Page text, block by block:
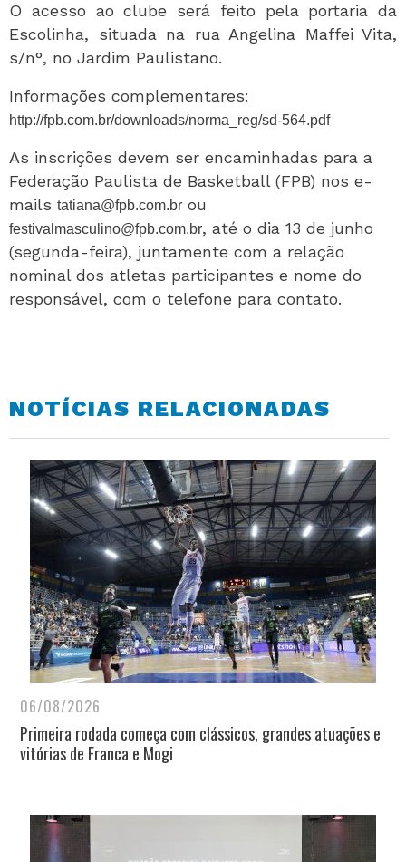
O acesso ao clube será feito pela portaria da
Escolinha, situada na rua Angelina Maffei Vita,
s/n°, no Jardim Paulistano.
Informações complementares:
http://fpb.com.br/downloads/norma_reg/sd-564.pdf
As inscrições devem ser encaminhadas para a
Federação Paulista de Basketball (FPB) nos e-
mails tatiana@fpb.com.br ou
festivalmasculino@fpb.com.br, até o dia 13 de junho
(segunda-feira), juntamente com a relação
nominal dos atletas participantes e nome do
responsável, com o telefone para contato.
NOTÍCIAS RELACIONADAS
06/08/2026
Primeira rodada começa com clássicos, grandes atuações e
vitórias de Franca e Mogi